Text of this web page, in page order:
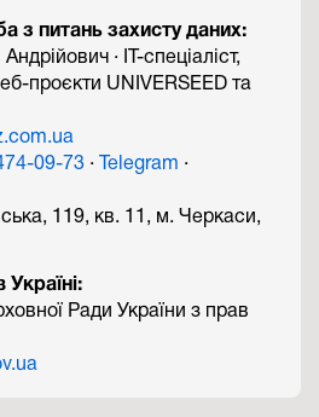
з питань захисту даних:
· IT-спеціаліст,
проєкти UNIVERSEED та
09-73 · Telegram ·
119, кв. 11, м. Черкаси,
Україні:
Ради України з прав